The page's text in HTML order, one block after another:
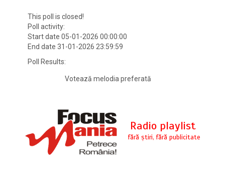
This poll is closed!
Poll activity:
Start date 05-01-2026 00:00:00
End date 31-01-2026 23:59:59
Poll Results:
Votează melodia preferată